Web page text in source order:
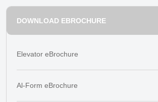
DOWNLOAD EBROCHURE
Elevator eBrochure
Al-Form eBrochure